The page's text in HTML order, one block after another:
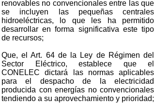
renovables no convencionales entre las que
se incluyen las pequeñas centrales
hidroeléctricas, lo que les ha permitido
desarrollar en forma significativa este tipo
de recursos;
Que, el Art. 64 de la Ley de Régimen del
Sector Eléctrico, establece que el
CONELEC dictará las normas aplicables
para el despacho de la electricidad
producida con energías no convencionales
tendiendo a su aprovechamiento y prioridad;